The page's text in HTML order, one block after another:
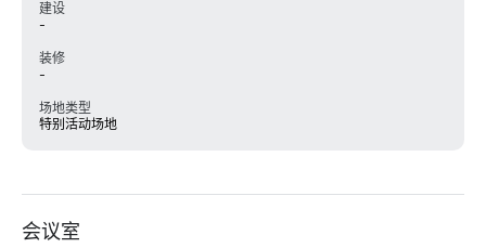
建设
-
装修
-
场地类型
特别活动场地
会议室